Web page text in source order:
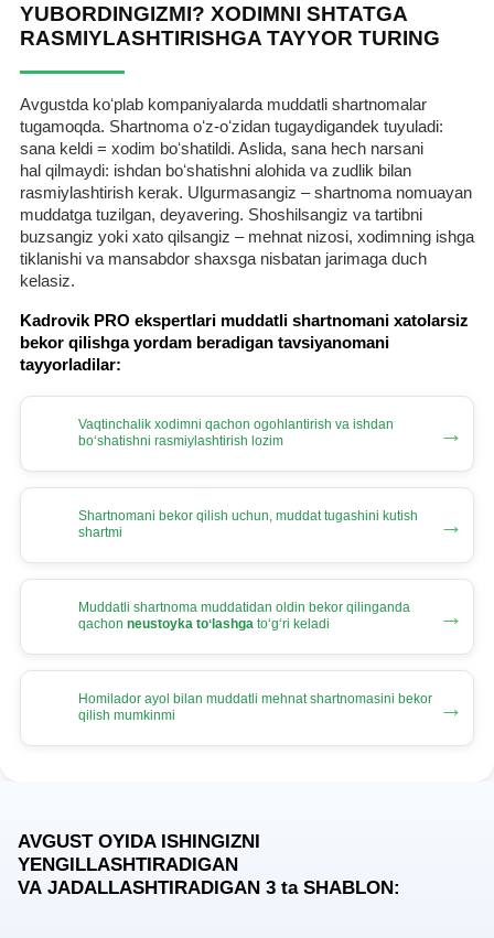
YUBORDINGIZMI? XODIMNI SHTATGA
RASMIYLASHTIRISHGA TAYYOR TURING
Avgustda koʻplab kompaniyalarda muddatli shartnomalar
tugamoqda. Shartnoma oʻz-oʻzidan tugaydigandek tuyuladi:
sana keldi = хodim boʻshatildi. Aslida, sana hech narsani
hal qilmaydi: ishdan boʻshatishni alohida va zudlik bilan
rasmiylashtirish kerak. Ulgurmasangiz – shartnoma nomuayan
muddatga tuzilgan, deyavering. Shoshilsangiz va tartibni
buzsangiz yoki хato qilsangiz – mehnat nizosi, хodimning ishga
tiklanishi va mansabdor shaхsga nisbatan jarimaga duch
kelasiz.
Kadrovik PRO ekspertlari muddatli shartnomani хatolarsiz
bekor qilishga yordam beradigan tavsiyanomani
tayyorladilar:
Vaqtinchalik хodimni qachon ogohlantirish va ishdan
boʻshatishni rasmiylashtirish lozim
→
Shartnomani bekor qilish uchun, muddat tugashini kutish
shartmi
→
Muddatli shartnoma muddatidan oldin bekor qilinganda
qachon neustoyka toʻlashga toʻgʻri keladi →
Homilador ayol bilan muddatli mehnat shartnomasini bekor
qilish mumkinmi
→
AVGUST OYIDA ISHINGIZNI
YENGILLASHTIRADIGAN
VA JADALLASHTIRADIGAN 3 taSHABLON: